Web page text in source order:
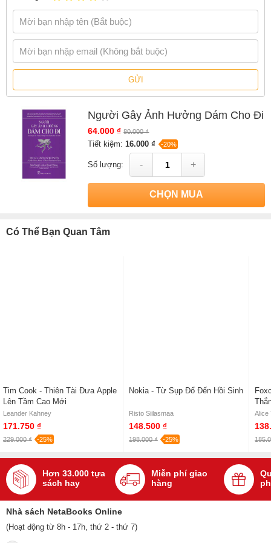
Bao sách miễn phí và Gian hàng NetaBooks tại Tiki với ưu đãi Bao
sách miễn phí và tặng Bookmark
GỬI
Người Gây Ảnh Hưởng Dám Cho Đi
64.000 ₫ 80.000 ₫
Tiết kiệm: 16.000 ₫ -20%
Số lượng: - +
CHỌN MUA
Có Thể Bạn Quan Tâm
Tim Cook - Thiên Tài Đưa Apple
Lên Tầm Cao Mới
Leander Kahney
171.750 ₫
229.000 ₫ -25%
Nokia - Từ Sụp Đổ Đến Hồi Sinh
Risto Siilasmaa
148.500 ₫
198.000 ₫ -25%
Alice
Hơn 33.000 tựa
sách hay
Miễn phí giao
hàng
Nhà sách NetaBooks Online
(Hoạt động từ 8h - 17h, thứ 2 - thứ 7)